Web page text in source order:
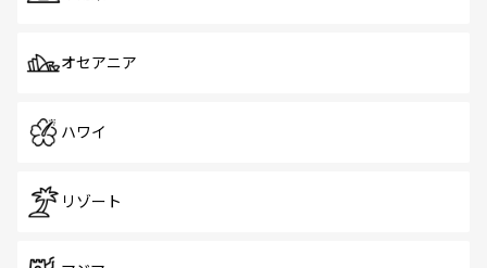
オセアニア
ハワイ
リゾート